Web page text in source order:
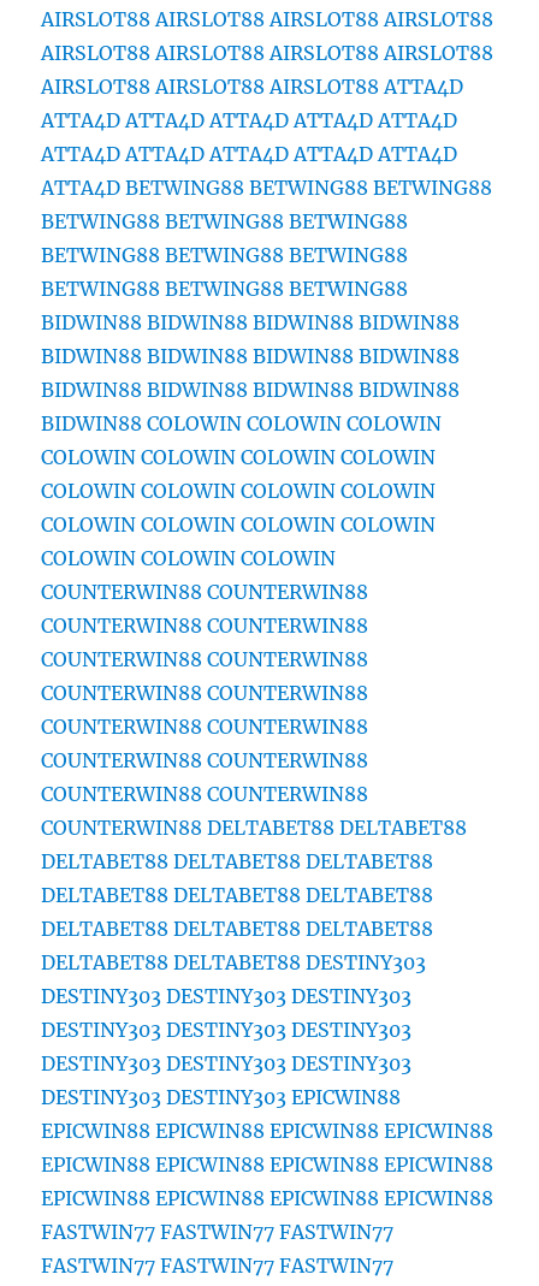
AIRSLOT88 AIRSLOT88 AIRSLOT88 AIRSLOT88
AIRSLOT88 AIRSLOT88 AIRSLOT88 AIRSLOT88
AIRSLOT88 AIRSLOT88 AIRSLOT88 ATTA4D
ATTA4D ATTA4D ATTA4D ATTA4D ATTA4D
ATTA4D ATTA4D ATTA4D ATTA4D ATTA4D
ATTA4D BETWING88 BETWING88 BETWING88
BETWING88 BETWING88 BETWING88
BETWING88 BETWING88 BETWING88
BETWING88 BETWING88 BETWING88
BIDWIN88 BIDWIN88 BIDWIN88 BIDWIN88
BIDWIN88 BIDWIN88 BIDWIN88 BIDWIN88
BIDWIN88 BIDWIN88 BIDWIN88 BIDWIN88
BIDWIN88 COLOWIN COLOWIN COLOWIN
COLOWIN COLOWIN COLOWIN COLOWIN
COLOWIN COLOWIN COLOWIN COLOWIN
COLOWIN COLOWIN COLOWIN COLOWIN
COLOWIN COLOWIN COLOWIN
COUNTERWIN88 COUNTERWIN88
COUNTERWIN88 COUNTERWIN88
COUNTERWIN88 COUNTERWIN88
COUNTERWIN88 COUNTERWIN88
COUNTERWIN88 COUNTERWIN88
COUNTERWIN88 COUNTERWIN88
COUNTERWIN88 COUNTERWIN88
COUNTERWIN88 DELTABET88 DELTABET88
DELTABET88 DELTABET88 DELTABET88
DELTABET88 DELTABET88 DELTABET88
DELTABET88 DELTABET88 DELTABET88
DELTABET88 DELTABET88 DESTINY303
DESTINY303 DESTINY303 DESTINY303
DESTINY303 DESTINY303 DESTINY303
DESTINY303 DESTINY303 DESTINY303
DESTINY303 DESTINY303 EPICWIN88
EPICWIN88 EPICWIN88 EPICWIN88 EPICWIN88
EPICWIN88 EPICWIN88 EPICWIN88 EPICWIN88
EPICWIN88 EPICWIN88 EPICWIN88 EPICWIN88
FASTWIN77 FASTWIN77 FASTWIN77
FASTWIN77 FASTWIN77 FASTWIN77